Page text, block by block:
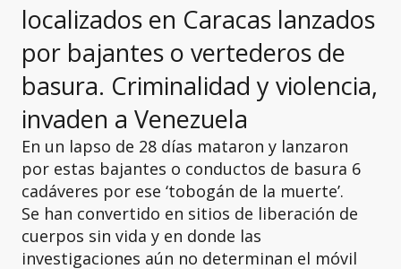
localizados en Caracas lanzados
por bajantes o vertederos de
basura. Criminalidad y violencia,
invaden a Venezuela
En un lapso de 28 días mataron y lanzaron
por estas bajantes o conductos de basura 6
cadáveres por ese ‘tobogán de la muerte’.
Se han convertido en sitios de liberación de
cuerpos sin vida y en donde las
investigaciones aún no determinan el móvil